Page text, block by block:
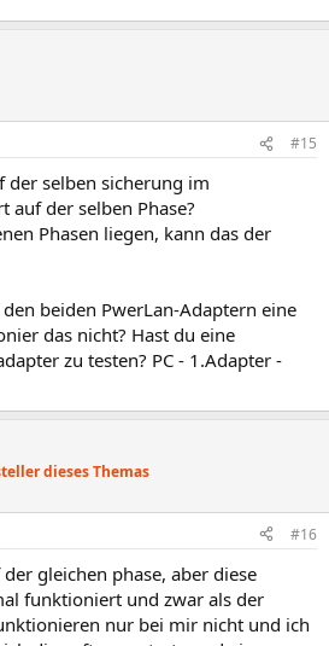
#15
der selben sicherung im
auf der selben Phase?
Phasen liegen, kann das der
beiden PwerLan-Adaptern eine
das nicht? Hast du eine
zu testen? PC - 1.Adapter -
dieses Themas
#16
gleichen phase, aber diese
funktioniert und zwar als der
nur bei mir nicht und ich